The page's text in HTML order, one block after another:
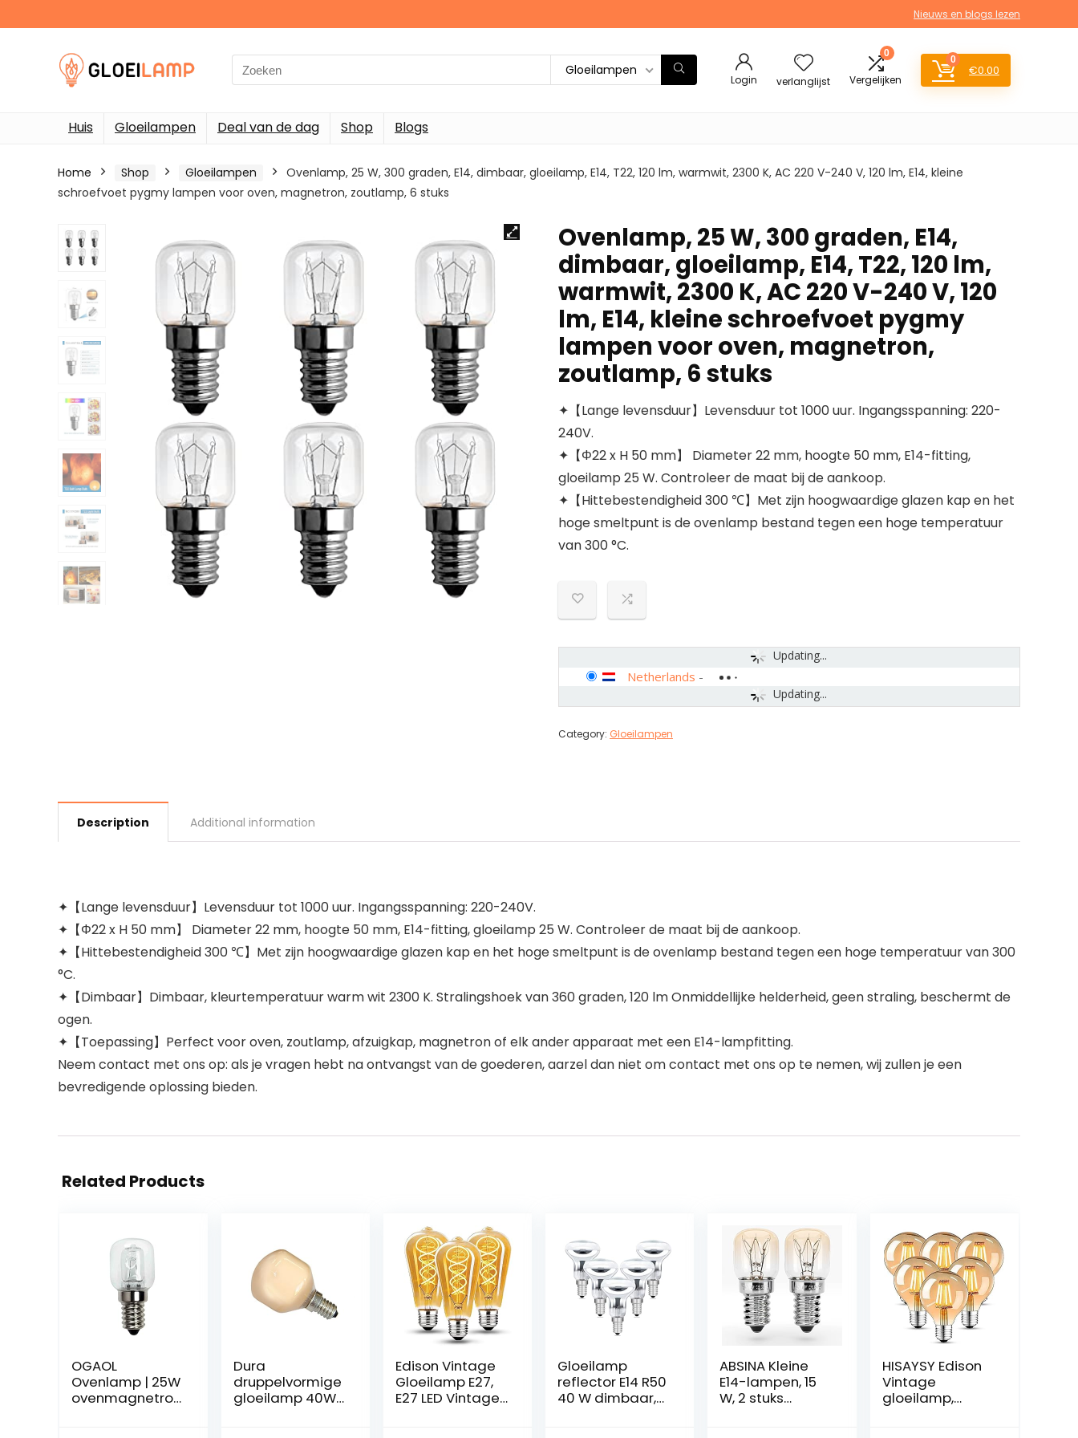
Nieuws en blogs lezen
Search
for:
Gloeilampen
Login verlanglijst
0
Vergelijken
0
€0.00
Huis Gloeilampen Deal van de dag Shop Blogs
Home Shop Gloeilampen
Ovenlamp, 25 W, 300 graden, E14, dimbaar, gloeilamp, E14, T22, 120 lm, warmwit, 2300 K, AC 220 V-240 V, 120 lm, E14, kleine
schroefvoet pygmy lampen voor oven, magnetron, zoutlamp, 6 stuks
Ovenlamp, 25 W, 300 graden, E14,
dimbaar, gloeilamp, E14, T22, 120 lm,
warmwit, 2300 K, AC 220 V-240 V, 120
lm, E14, kleine schroefvoet pygmy
lampen voor oven, magnetron,
zoutlamp, 6 stuks
✦【Lange levensduur】Levensduur tot 1000 uur. Ingangsspanning: 220-
240V.
✦【Φ22 x H 50 mm】 Diameter 22 mm, hoogte 50 mm, E14-fitting,
gloeilamp 25 W. Controleer de maat bij de aankoop.
✦【Hittebestendigheid 300 ℃】Met zijn hoogwaardige glazen kap en het
hoge smeltpunt is de ovenlamp bestand tegen een hoge temperatuur
van 300 °C.
Updating...
Updating...
Netherlands -
Category: Gloeilampen
Description Additional information
✦【Lange levensduur】Levensduur tot 1000 uur. Ingangsspanning: 220-240V.
✦【Φ22 x H 50 mm】 Diameter 22 mm, hoogte 50 mm, E14-fitting, gloeilamp 25 W. Controleer de maat bij de aankoop.
✦【Hittebestendigheid 300 ℃】Met zijn hoogwaardige glazen kap en het hoge smeltpunt is de ovenlamp bestand tegen een hoge temperatuur van 300
°C.
✦【Dimbaar】Dimbaar, kleurtemperatuur warm wit 2300 K. Stralingshoek van 360 graden, 120 lm Onmiddellijke helderheid, geen straling, beschermt de
ogen.
✦【Toepassing】Perfect voor oven, zoutlamp, afzuigkap, magnetron of elk ander apparaat met een E14-lampfitting.
Neem contact met ons op: als je vragen hebt na ontvangst van de goederen, aarzel dan niet om contact met ons op te nemen, wij zullen je een
bevredigende oplossing bieden.
Related Products
OGAOL
Ovenlamp | 25W
ovenmagnetron
Dura
druppelvormige
gloeilamp 40W
Edison Vintage
Gloeilamp E27,
E27 LED Vintage
Gloeilamp
reflector E14 R50
40 W dimbaar,
ABSINA Kleine
E14-lampen, 15
W, 2 stuks
HISAYSY Edison
Vintage
gloeilamp,